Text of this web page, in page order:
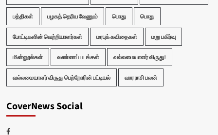
பத்திகள் பழகத் தெரிய வேணும் பொது பொது
போட்டிகளின் வெற்றியாளர்கள் மரபுக் கவிதைகள் மறு பகிர்வு
மின்னூல்கள் வண்ணப் படங்கள் வல்லமையாளர் விருது!
வல்லமையாளர் விருது பெற்றோரின் பட்டியல் வார ராசி பலன்
CoverNews Social
Facebook